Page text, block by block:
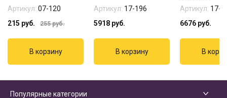
Артикул: 07-120
215 руб. 255руб.
Артикул: 17-196
5918 руб.
Артикул: 17-
6676 руб.
Популярные категории